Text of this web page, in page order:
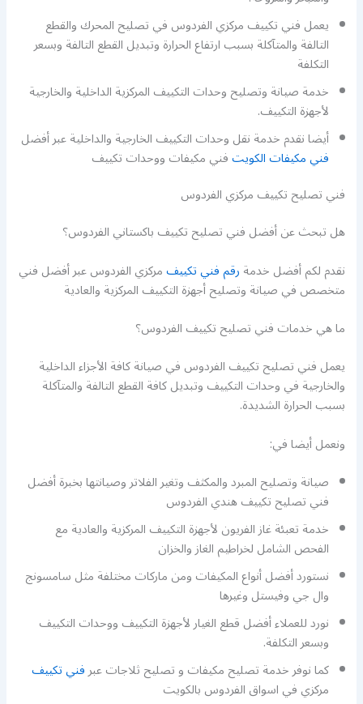
يعمل فني تكييف مركزي الفردوس في تصليح المحرك والقطع
التالفة والمتآكلة بسبب ارتفاع الحرارة وتبديل القطع التالفة وبسعر
التكلفة
خدمة صيانة وتصليح وحدات التكييف المركزية الداخلية والخارجية
لأجهزة التكييف.
أيضا نقدم خدمة نقل وحدات التكييف الخارجية والداخلية عبر أفضل
فني مكيفات الكويتفني مكيفات ووحدات تكييف
فني تصليح تكييف مركزي الفردوس
هل تبحث عن أفضل فني تصليح تكييف باكستاني الفردوس؟
نقدم لكم أفضل خدمةرقم فني تكييفمركزي الفردوس عبر أفضل فني
متخصص في صيانة وتصليح أجهزة التكييف المركزية والعادية
ما هي خدمات فني تصليح تكييف الفردوس؟
يعمل فني تصليح تكييف الفردوس في صيانة كافة الأجزاء الداخلية
والخارجية في وحدات التكييف وتبديل كافة القطع التالفة والمتآكلة
بسبب الحرارة الشديدة.
ونعمل أيضا في:
صيانة وتصليح المبرد والمكثف وتغير الفلاتر وصيانتها بخبرة أفضل
فني تصليح تكييف هندي الفردوس
خدمة تعبئة غاز الفريون لأجهزة التكييف المركزية والعادية مع
الفحص الشامل لخراطيم الغاز والخزان
نستورد أفضل أنواع المكيفات ومن ماركات مختلفة مثل سامسونج
وال جي وفيستل وغيرها
نورد للعملاء أفضل قطع الغيار لأجهزة التكييف ووحدات التكييف
وبسعر التكلفة.
كما نوفر خدمة تصليح مكيفات و تصليح ثلاجات عبرفني تكييف
مركزي في اسواق الفردوس بالكويت